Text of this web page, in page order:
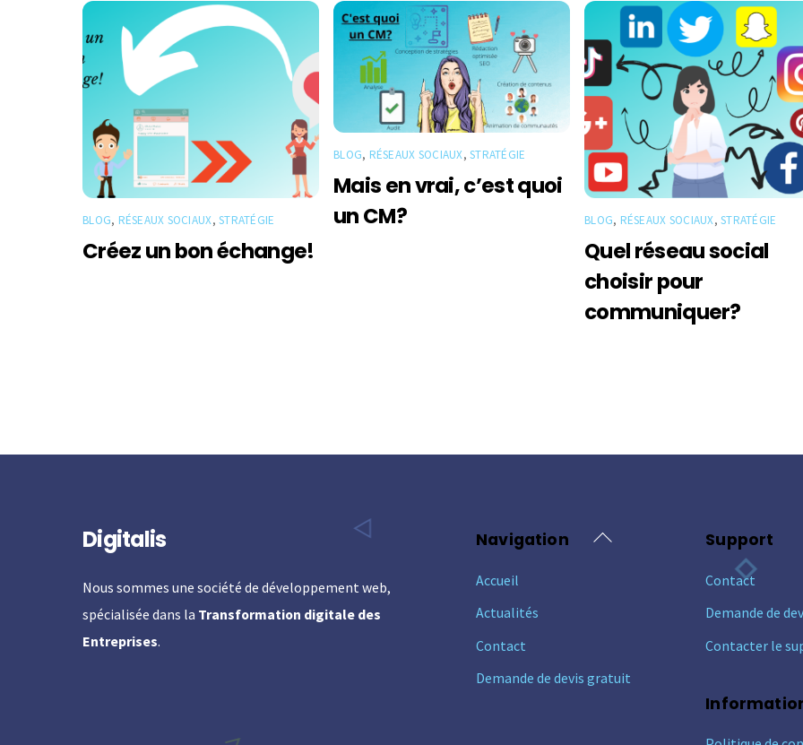
BLOG, RÉSEAUX SOCIAUX,STRATÉGIE
Créez un bon échange!
BLOG, RÉSEAUX SOCIAUX,STRATÉGIE
Mais en vrai, c’est quoi
un CM?
BLOG, RÉSEAUX SOCIAUX,STRATÉGIE
Quel réseau social
choisir pour
communiquer?
Back
Digitalis
Nous sommes une société de développement web,
spécialisée dans la Transformation digitale des
Entreprises.
Navigation
Accueil
Actualités
Contact
Demande de devis gratuit
Support
Contact
Demande de
Contacter le